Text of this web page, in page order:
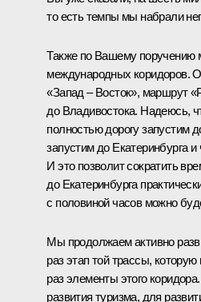
то есть темпы мы набрали
Также по Вашему поручению
международных коридоров.
«Запад – Восток», маршрут
до Владивостока. Надеюсь,
полностью дорогу запустим
запустим до Екатеринбурга
И это позволит сократить
до Екатеринбурга
с половиной часов можно
Мы продолжаем активно
раз этап той трассы,
раз элементы этого
развития туризма, для